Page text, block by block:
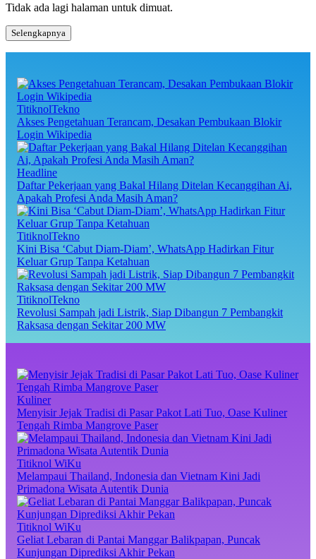
Tidak ada lagi halaman untuk dimuat.
Selengkapnya
TitiknolTekno
Akses Pengetahuan Terancam, Desakan Pembukaan Blokir
Login Wikipedia
Headline
Daftar Pekerjaan yang Bakal Hilang Ditelan Kecanggihan Ai,
Apakah Profesi Anda Masih Aman?
TitiknolTekno
Kini Bisa ‘Cabut Diam-Diam’, WhatsApp Hadirkan Fitur
Keluar Grup Tanpa Ketahuan
TitiknolTekno
Revolusi Sampah jadi Listrik, Siap Dibangun 7 Pembangkit
Raksasa dengan Sekitar 200 MW
Kuliner
Menyisir Jejak Tradisi di Pasar Pakot Lati Tuo, Oase Kuliner
Tengah Rimba Mangrove Paser
Titiknol WiKu
Melampaui Thailand, Indonesia dan Vietnam Kini Jadi
Primadona Wisata Autentik Dunia
Titiknol WiKu
Geliat Lebaran di Pantai Manggar Balikpapan, Puncak
Kunjungan Diprediksi Akhir Pekan